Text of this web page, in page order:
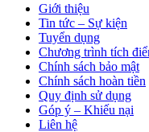
Giới thiệu
Tin tức – Sự kiện
Tuyển dụng
Chương trình tích
Chính sách bảo mật
Chính sách hoàn tiền
Quy định sử dụng
Góp ý – Khiếu nại
Liên hệ